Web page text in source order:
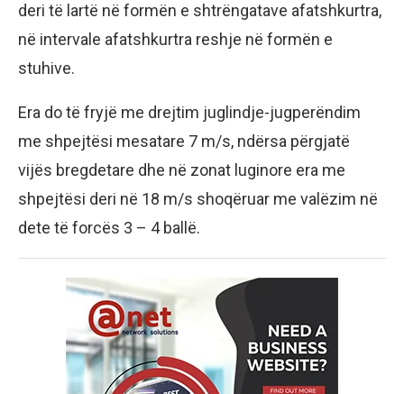
deri të lartë në formën e shtrëngatave afatshkurtra,
në intervale afatshkurtra reshje në formën e
stuhive.
Era do të fryjë me drejtim juglindje-jugperëndim
me shpejtësi mesatare 7 m/s, ndërsa përgjatë
vijës bregdetare dhe në zonat luginore era me
shpejtësi deri në 18 m/s shoqëruar me valëzim në
dete të forcës 3 – 4 ballë.